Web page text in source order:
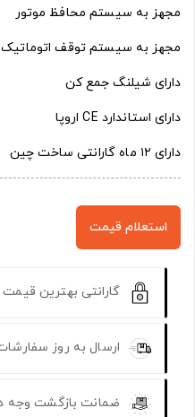
مجهز به سیستم محافظ موتور
مجهز به سیستم توقف اتوماتیک
دارای شیلنگ جمع کن
دارای استاندارد CE اروپا
دارای ۱۲ ماه گارانتی ساخت چین
استعلام قیمت
گارانتی بهترین
ارسال به روز
ضمانت بازگشت وجه